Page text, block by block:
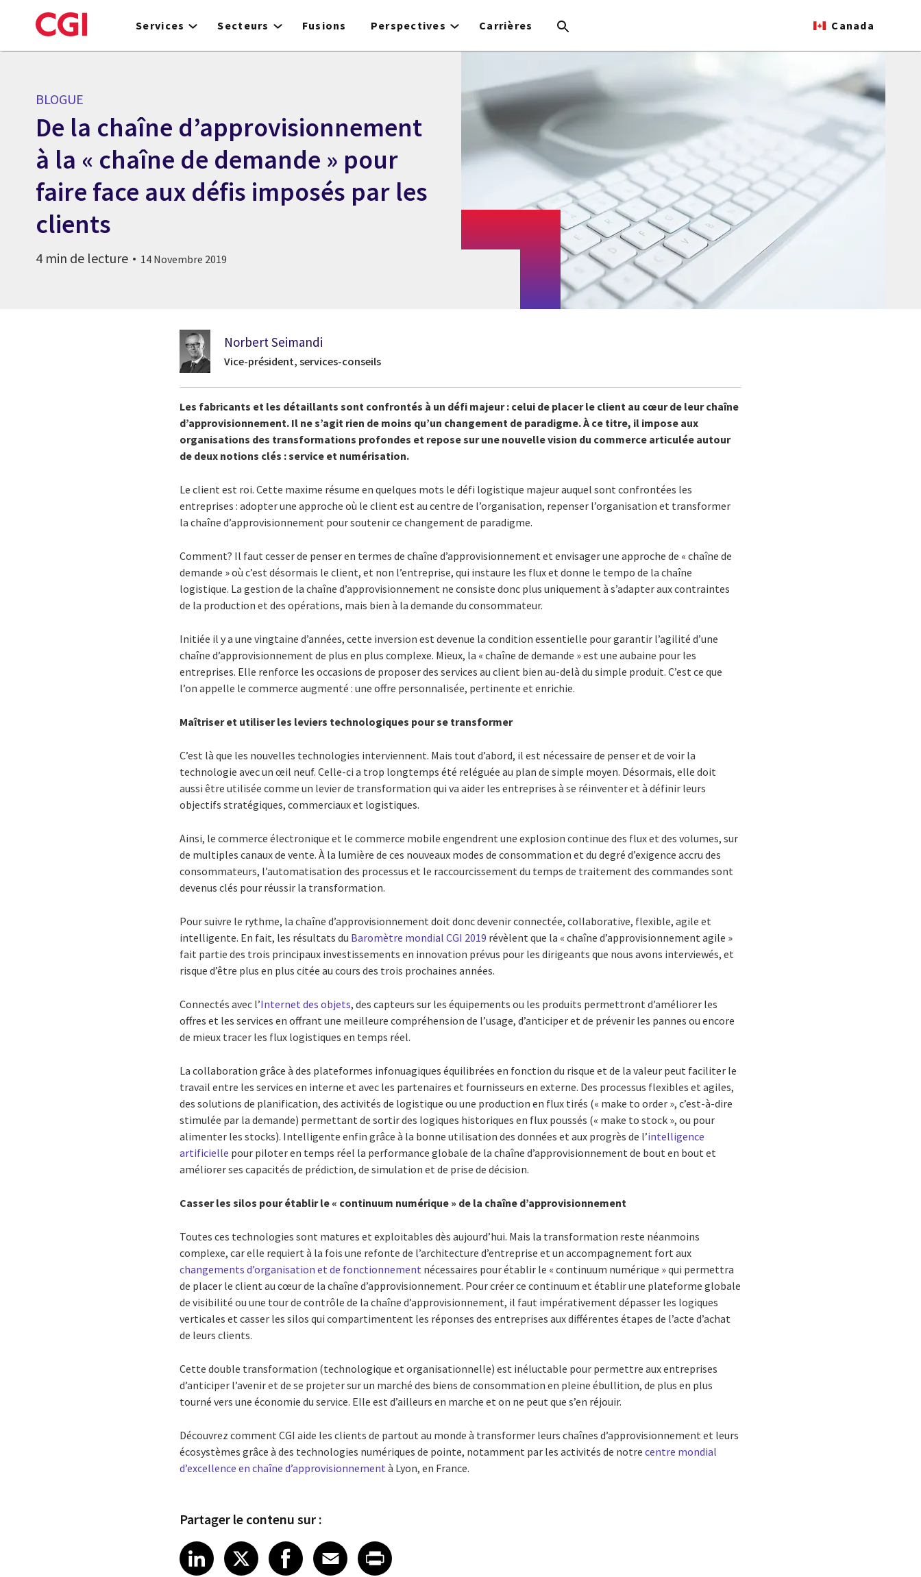
to
Services Secteurs Fusions Perspectives Carrières Canada
BLOGUE
De la chaîne d’approvisionnement
à la « chaîne de demande » pour
faire face aux défis imposés par les
clients
4 min de lecture 14 Novembre 2019
Norbert Seimandi
Vice-président, services-conseils
Les fabricants et les détaillants sont confrontés à un défi majeur : celui de placer le client au cœur de leur chaîne
d’approvisionnement. Il ne s’agit rien de moins qu’un changement de paradigme. À ce titre, il impose aux
organisations des transformations profondes et repose sur une nouvelle vision du commerce articulée autour
de deux notions clés : service et numérisation.
Le client est roi. Cette maxime résume en quelques mots le défi logistique majeur auquel sont confrontées les
entreprises : adopter une approche où le client est au centre de l’organisation, repenser l’organisation et transformer
la chaîne d’approvisionnement pour soutenir ce changement de paradigme.
Comment? Il faut cesser de penser en termes de chaîne d’approvisionnement et envisager une approche de « chaîne de
demande » où c’est désormais le client, et non l’entreprise, qui instaure les flux et donne le tempo de la chaîne
logistique. La gestion de la chaîne d’approvisionnement ne consiste donc plus uniquement à s’adapter aux contraintes
de la production et des opérations, mais bien à la demande du consommateur.
Initiée il y a une vingtaine d’années, cette inversion est devenue la condition essentielle pour garantir l’agilité d’une
chaîne d’approvisionnement de plus en plus complexe. Mieux, la « chaîne de demande » est une aubaine pour les
entreprises. Elle renforce les occasions de proposer des services au client bien au-delà du simple produit. C’est ce que
l’on appelle le commerce augmenté : une offre personnalisée, pertinente et enrichie.
Maîtriser et utiliser les leviers technologiques pour se transformer
C’est là que les nouvelles technologies interviennent. Mais tout d’abord, il est nécessaire de penser et de voir la
technologie avec un œil neuf. Celle-ci a trop longtemps été reléguée au plan de simple moyen. Désormais, elle doit
aussi être utilisée comme un levier de transformation qui va aider les entreprises à se réinventer et à définir leurs
objectifs stratégiques, commerciaux et logistiques.
Ainsi, le commerce électronique et le commerce mobile engendrent une explosion continue des flux et des volumes, sur
de multiples canaux de vente. À la lumière de ces nouveaux modes de consommation et du degré d’exigence accru des
consommateurs, l’automatisation des processus et le raccourcissement du temps de traitement des commandes sont
devenus clés pour réussir la transformation.
Pour suivre le rythme, la chaîne d’approvisionnement doit donc devenir connectée, collaborative, flexible, agile et
intelligente. En fait, les résultats du Baromètre mondial CGI 2019 révèlent que la « chaîne d’approvisionnement agile »
fait partie des trois principaux investissements en innovation prévus pour les dirigeants que nous avons interviewés, et
risque d’être plus en plus citée au cours des trois prochaines années.
Connectés avec l’Internet des objets, des capteurs sur les équipements ou les produits permettront d’améliorer les
offres et les services en offrant une meilleure compréhension de l’usage, d’anticiper et de prévenir les pannes ou encore
de mieux tracer les flux logistiques en temps réel.
La collaboration grâce à des plateformes infonuagiques équilibrées en fonction du risque et de la valeur peut faciliter le
travail entre les services en interne et avec les partenaires et fournisseurs en externe. Des processus flexibles et agiles,
des solutions de planification, des activités de logistique ou une production en flux tirés (« make to order », c’est-à-dire
stimulée par la demande) permettant de sortir des logiques historiques en flux poussés (« make to stock », ou pour
alimenter les stocks). Intelligente enfin grâce à la bonne utilisation des données et aux progrès de l’intelligence
artificielle pour piloter en temps réel la performance globale de la chaîne d’approvisionnement de bout en bout et
améliorer ses capacités de prédiction, de simulation et de prise de décision.
Casser les silos pour établir le « continuum numérique » de la chaîne d’approvisionnement
Toutes ces technologies sont matures et exploitables dès aujourd’hui. Mais la transformation reste néanmoins
complexe, car elle requiert à la fois une refonte de l’architecture d’entreprise et un accompagnement fort aux
changements d’organisation et de fonctionnement nécessaires pour établir le « continuum numérique » qui permettra
de placer le client au cœur de la chaîne d’approvisionnement. Pour créer ce continuum et établir une plateforme globale
de visibilité ou une tour de contrôle de la chaîne d’approvisionnement, il faut impérativement dépasser les logiques
verticales et casser les silos qui compartimentent les réponses des entreprises aux différentes étapes de l’acte d’achat
de leurs clients.
Cette double transformation (technologique et organisationnelle) est inéluctable pour permettre aux entreprises
d’anticiper l’avenir et de se projeter sur un marché des biens de consommation en pleine ébullition, de plus en plus
tourné vers une économie du service. Elle est d’ailleurs en marche et on ne peut que s’en réjouir.
Découvrez comment CGI aide les clients de partout au monde à transformer leurs chaînes d’approvisionnement et leurs
écosystèmes grâce à des technologies numériques de pointe, notamment par les activités de notrecentre mondial
d’excellence en chaîne d’approvisionnement à Lyon, en France.
Partager le contenu sur :
Share article on LinkedIn
LinkedIn
Share article on X
XShare article on Facebook
Facebook
Share article on Email
Email
Share article on Print